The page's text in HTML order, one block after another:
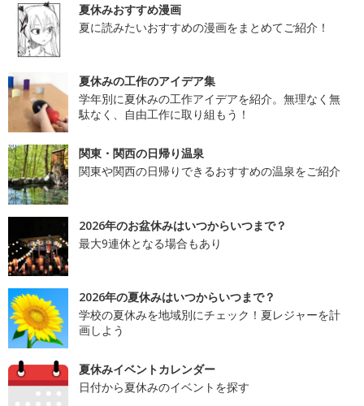
夏休みおすすめ漫画
夏に読みたいおすすめの漫画をまとめてご紹介！
夏休みの工作のアイデア集
学年別に夏休みの工作アイデアを紹介。無理なく無
駄なく、自由工作に取り組もう！
関東・関西の日帰り温泉
関東や関西の日帰りできるおすすめの温泉をご紹介
2026年のお盆休みはいつからいつまで？
最大9連休となる場合もあり
2026年の夏休みはいつからいつまで？
学校の夏休みを地域別にチェック！夏レジャーを計
画しよう
夏休みイベントカレンダー
日付から夏休みのイベントを探す